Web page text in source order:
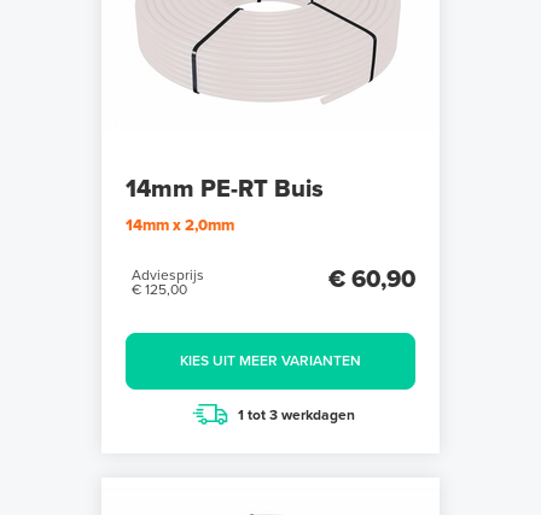
14mm PE-RT Buis
14mm x 2,0mm
Adviesprijs
€ 125,00
€ 60,90
KIES UIT MEER VARIANTEN
1 tot 3 werkdagen